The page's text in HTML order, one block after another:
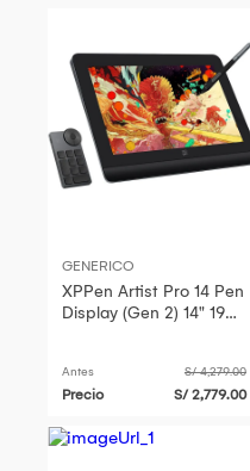
GENERICO
XPPen Artist Pro 14 Pen
Display (Gen 2) 14" 1920
Antes S/ 4,279.00
Precio S/ 2,779.00